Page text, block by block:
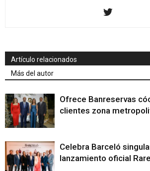
Artículo relacionados
Más del autor
Ofrece Banreservas
clientes zona
Celebra Barceló
lanzamiento oficial